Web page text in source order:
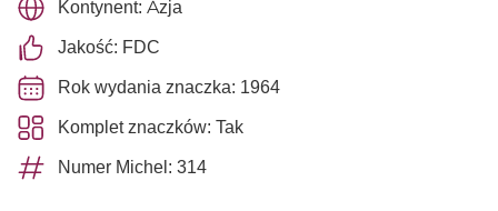
Kontynent: Azja
Jakość: FDC
Rok wydania znaczka: 1964
Komplet znaczków: Tak
Numer Michel: 314